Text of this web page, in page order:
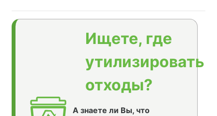
Ищете, где
утилизировать
отходы?
А знаете ли Вы, что